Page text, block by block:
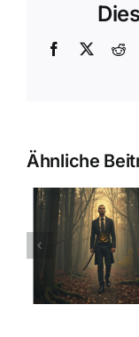
Facebook
X
Ähnliche